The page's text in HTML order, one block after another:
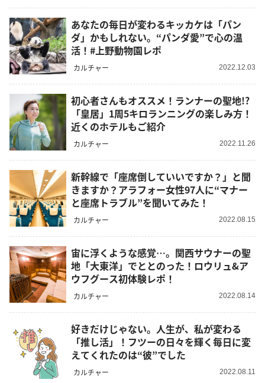
あなたの毎日が変わるキッカケは「パン
ダ」かもしれない。“パンダ愛”で心の温
活！#上野動物園レポ
カルチャー 2022.12.03
初心者さんもオススメ！ランナーの聖地!?
「皇居」1周5キロランニングの楽しみ方！
近くのホテルもご紹介
カルチャー 2022.11.26
新幹線で「座席倒していいですか？」と聞
きますか？アラフォー女性97人に“マナー
と座席トラブル”を聞いてみた！
カルチャー 2022.08.15
宙に浮くような感覚…。関西サウナーの聖
地「大東洋」でととのった！ロウリュ&ア
ウフグース初体験レポ！
カルチャー 2022.08.14
好きだけじゃない。人生が、私が変わる
「推し活」！フツーの日々を輝く毎日に変
えてくれたのは“彼”でした
カルチャー 2022.08.11